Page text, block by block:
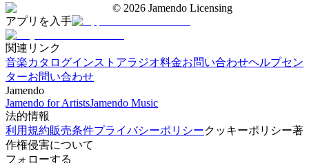
© 2026 Jamendo Licensing
アプリを入手
関連リンク
音楽カタログインストアラジオ料金お問い合わせヘルプセン
ターお問い合わせ
Jamendo
Jamendo for ArtistsJamendo Music
法的情報
利用規約販売条件プライバシーポリシークッキーポリシー著
作権侵害について
フォローする